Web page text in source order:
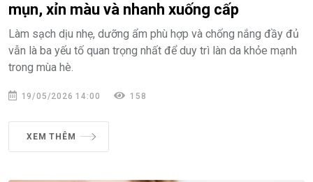
mụn, xỉn màu và nhanh xuống cấp
Làm sạch dịu nhẹ, dưỡng ẩm phù hợp và chống nắng đầy đủ
vẫn là ba yếu tố quan trọng nhất để duy trì làn da khỏe mạnh
trong mùa hè.
19/05/2026 14:00 158
XEM THÊM